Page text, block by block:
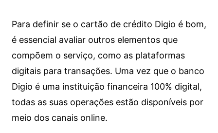
Para definir se o cartão de crédito Digio é bom,
é essencial avaliar outros elementos que
compõem o serviço, como as plataformas
digitais para transações. Uma vez que o banco
Digio é uma instituição financeira 100% digital,
todas as suas operações estão disponíveis por
meio dos canais online.